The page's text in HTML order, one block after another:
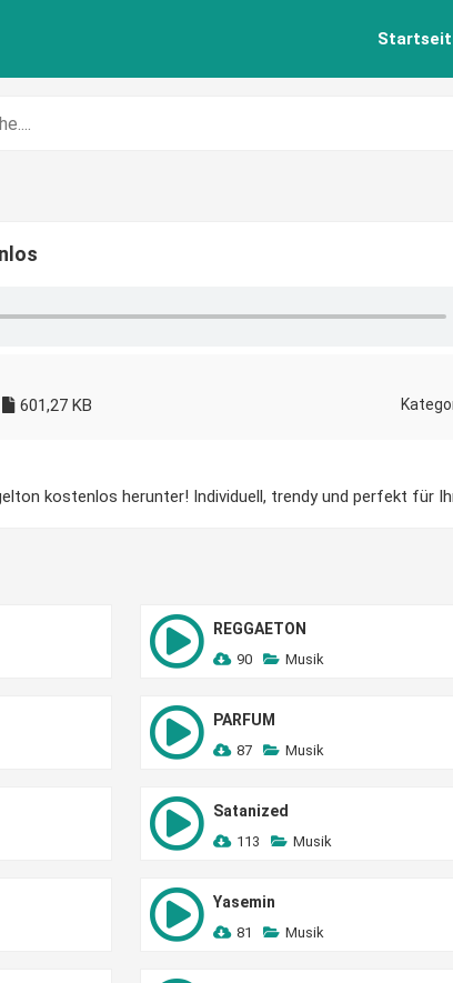
601,27 KB
kostenlos herunter! Individuell, trendy und perfekt für
REGGAETON
90 Musik
PARFUM
87 Musik
Satanized
113 Musik
Yasemin
81 Musik